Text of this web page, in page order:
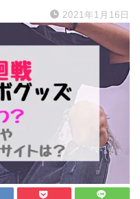
2021年1月16日